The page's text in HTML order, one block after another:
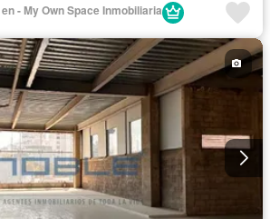
Hace 1 semana, 5 días en - My Own Space Inmobiliaria